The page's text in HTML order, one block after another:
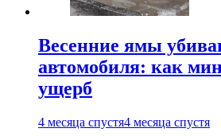
Весенние ямы
автомобиля: как
ущерб
4 месяца спустя4 месяца спустя